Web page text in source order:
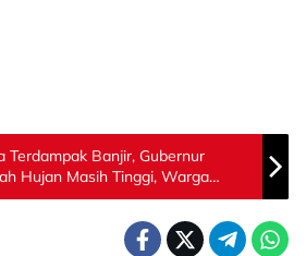
Terdampak Banjir, Gubernur
Hujan Masih Tinggi, Warga